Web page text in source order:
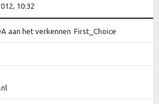
10:32
aan het verkennen First_Choice